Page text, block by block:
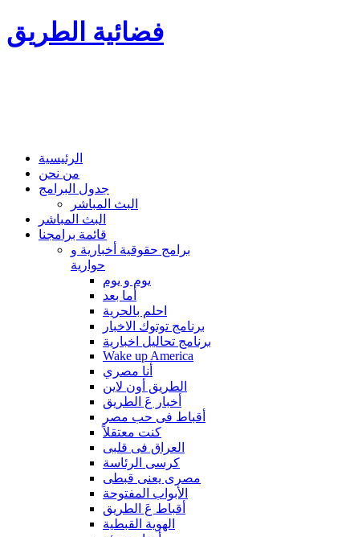
فضائية الطريق
الرئيسية
من نحن
جدول البرامج
البث المباشر
البث المباشر
قائمة برامجنا
برامج حقوقية أخبارية و
حوارية
يوم و يوم
أما بعد
احلم بالحرية
برنامج توتوك الاخبار
برنامج تحاليل اخبارية
Wake up America
أنا مصري
الطريق أون لاين
أخبار عَ الطريق
أقباط فى حب مصر
كنت معتقلاً
العراق فى قلبى
كرسى الرئاسة
مصرى يعنى قبطى
الأبواب المفتوحة
أقباط عَ الطريق
الهوية القبطية